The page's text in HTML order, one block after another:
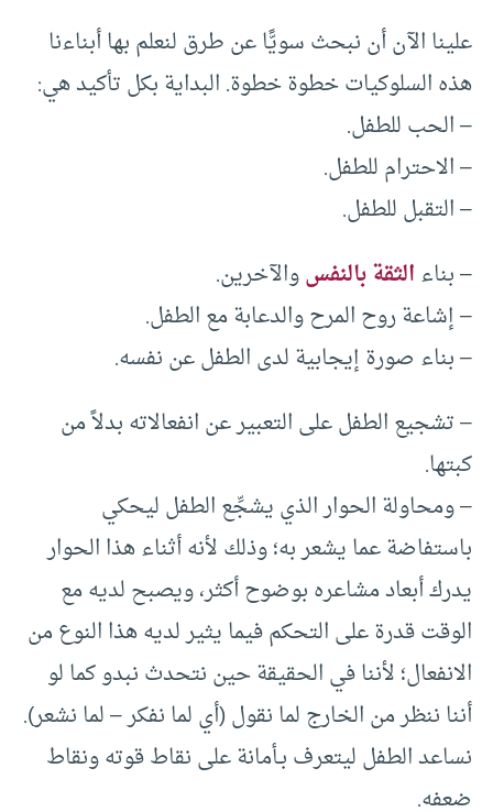
علينا الآن أن نبحث سويًّا عن طرق لنعلم بها أبناءنا
هذه السلوكيات خطوة خطوة. البداية بكل تأكيد هي:
– الحب للطفل.
– الاحترام للطفل.
– التقبل للطفل.
– بناءالثقة بالنفسوالآخرين.
– إشاعة روح المرح والدعابة مع الطفل.
– بناء صورة إيجابية لدى الطفل عن نفسه.
– تشجيع الطفل على التعبير عن انفعالاته بدلاً من
كبتها.
– ومحاولة الحوار الذي يشجِّع الطفل ليحكي
باستفاضة عما يشعر به؛ وذلك لأنه أثناء هذا الحوار
يدرك أبعاد مشاعره بوضوح أكثر، ويصبح لديه مع
الوقت قدرة على التحكم فيما يثير لديه هذا النوع من
الانفعال؛ لأننا في الحقيقة حين نتحدث نبدو كما لو
أننا ننظر من الخارج لما نقول (أي لما نفكر – لما نشعر).
نساعد الطفل ليتعرف بـأمانة على نقاط قوته ونقاط
ضعفه.